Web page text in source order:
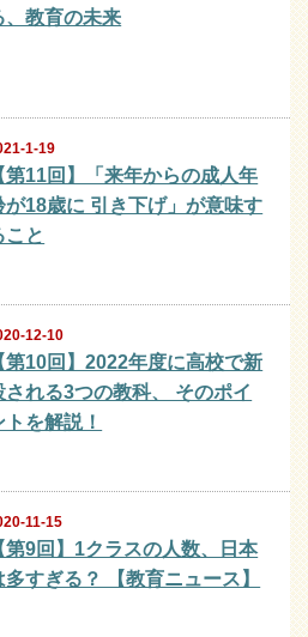
、教育の未来
1-19
第11回】「来年からの成人年
が18歳に 引き下げ」が意味す
こと
12-10
第10回】2022年度に高校で新
される3つの教科、 そのポイ
トを解説！
11-15
第9回】1クラスの人数、日本
多すぎる？ 【教育ニュース】